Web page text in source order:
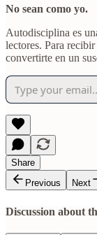
No sean como yo.
Autodisciplina es
lectores. Para
convertirte en un
Share
Previous
Next
Discussion about